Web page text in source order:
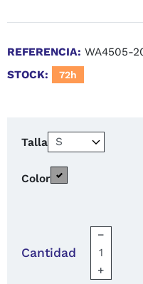
REFERENCIA: WA4505-
STOCK:
72h
Talla
Color
Cantidad
−
+